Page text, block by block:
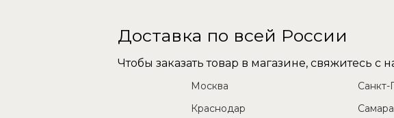
Доставка по всей России
Чтобы заказать товар в магазине, свяжитесь
Москва Санкт-
Краснодар
Самара